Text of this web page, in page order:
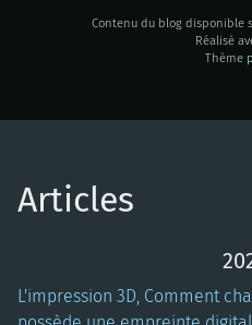
Contenu du blog disponible
Réalisé
Thème
Articles
L'impression 3D, Comment